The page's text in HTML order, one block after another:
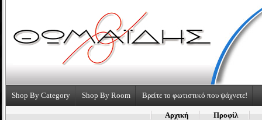
Shop By Category Shop By Room Βρείτε το φωτιστικό που ψάχνετε!
Αρχική Προφίλ